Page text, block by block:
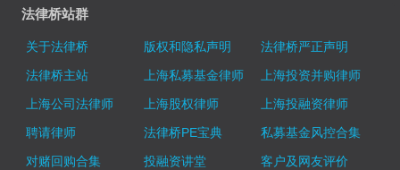
法律桥站群
关于法律桥 版权和隐私声明
法律桥严正声明
法律桥主站
上海私募基金律师
上海投资并购律师
上海公司法律师
上海股权律师
上海投融资律师
聘请律师
法律桥PE宝典
私募基金风控合集
对赌回购合集
投融资讲堂
客户及网友评价